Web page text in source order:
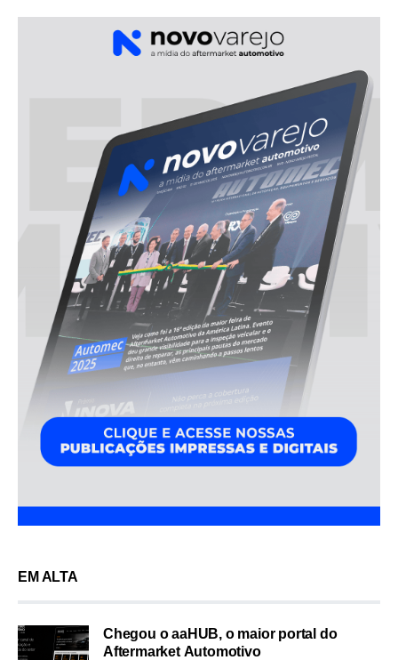
EM ALTA
Chegou o aaHUB, o maior portal do
Aftermarket Automotivo